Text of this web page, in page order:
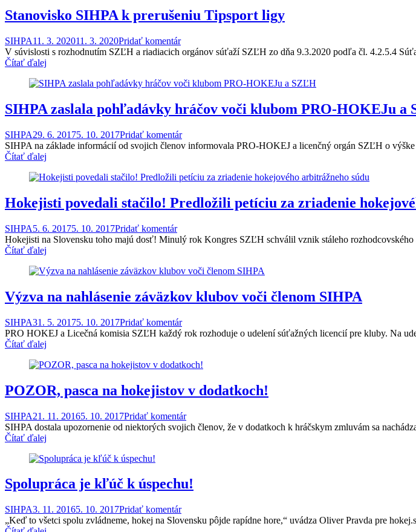
Stanovisko SIHPA k prerušeniu Tipsport ligy
SIHPA11. 3. 202011. 3. 2020Pridať komentár
V súvislosti s rozhodnutím SZĽH a riadiacich orgánov súťaží SZĽH zo dňa 9.3.2020 podľa čl. 4.2.5.4
Čítať ďalej
SIHPA zaslala pohľadávky hráčov voči klubom PRO-HOKEJu a
SIHPA29. 6. 20175. 10. 2017Pridať komentár
SIHPA na základe informácií od svojich členov informovala PRO-HOKEJ a licenčný orgán SZĽH o
Čítať ďalej
Hokejisti povedali stačilo! Predložili petíciu za zriadenie
SIHPA5. 6. 20175. 10. 2017Pridať komentár
Hokejisti na Slovensku toho majú dosť! Minulý rok Kongres SZĽH schválil vznik stáleho
Čítať ďalej
Výzva na nahlásenie záväzkov klubov voči členom SIHPA
SIHPA31. 5. 20175. 10. 2017Pridať komentár
PRO HOKEJ a Licečná komisia SZĽH každý rok rozhoduje o udelení súťažných licencií pre kluby. Na
Čítať ďalej
POZOR, pasca na hokejistov v dodatkoch!
SIHPA21. 11. 20165. 10. 2017Pridať komentár
SIHPA dostala upozornenie od niektorých svojich členov, že v dodatkoch k hráčskym zmluvám sa
Čítať ďalej
Spolupráca je kľúč k úspechu!
SIHPA3. 11. 20165. 10. 2017Pridať komentár
„Keď to všetci spolu zvládneme, hokej na Slovensku pôjde rapídne hore,“ uvádza Oliver Pravda pre